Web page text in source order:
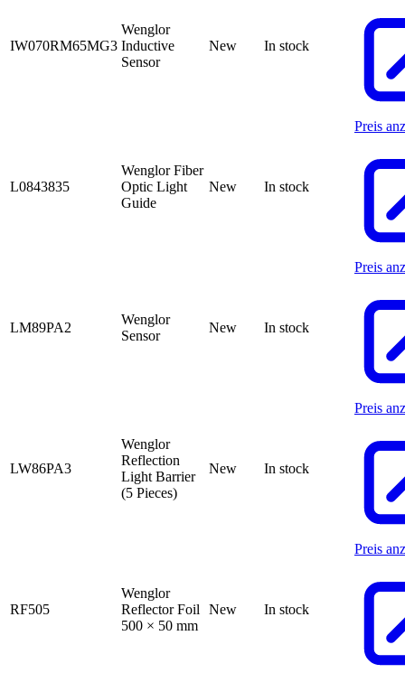
IW070RM65MG3
Wenglor
Inductive
Sensor
New In stock
L0843835
Wenglor Fiber
Optic Light
Guide
New In stock
Preis
LM89PA2
Wenglor
Sensor
New In stock
Preis
LW86PA3
Wenglor
Reflection
Light Barrier
(5 Pieces)
New In stock
Preis
RF505
Wenglor
Reflector Foil
500 × 50 mm
New In stock
Preis